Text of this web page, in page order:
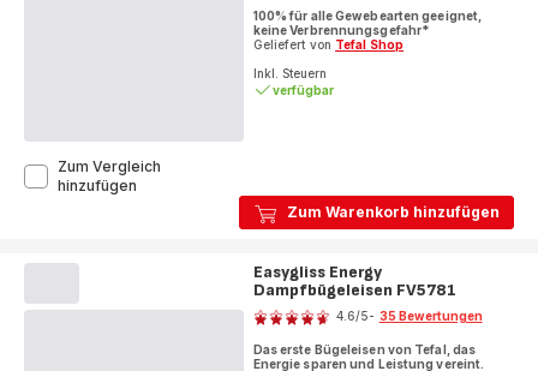
Zum Warenkorb hinzufügen
100% für alle Gewebearten geeignet,
keine Verbrennungsgefahr*
Geliefert von Tefal Shop
Inkl. Steuern
verfügbar
Zum Vergleich
hinzufügen
Easygliss Energy
Dampfbügeleisen FV5781
Bewertung
4.6/5- 35 Bewertungen
Das erste Bügeleisen von Tefal, das
Energie sparen und Leistung vereint.